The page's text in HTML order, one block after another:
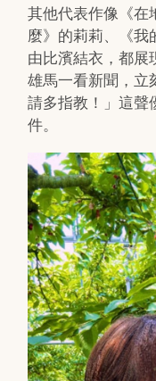
其他代表作像《在
麼》的莉莉、《我
由比濱結衣，都展
雄馬一看新聞，立
請多指教！」這聲
件。